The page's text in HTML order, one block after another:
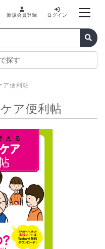
新規会員登録 ログイン
探す
ア便利帖
ア便利帖